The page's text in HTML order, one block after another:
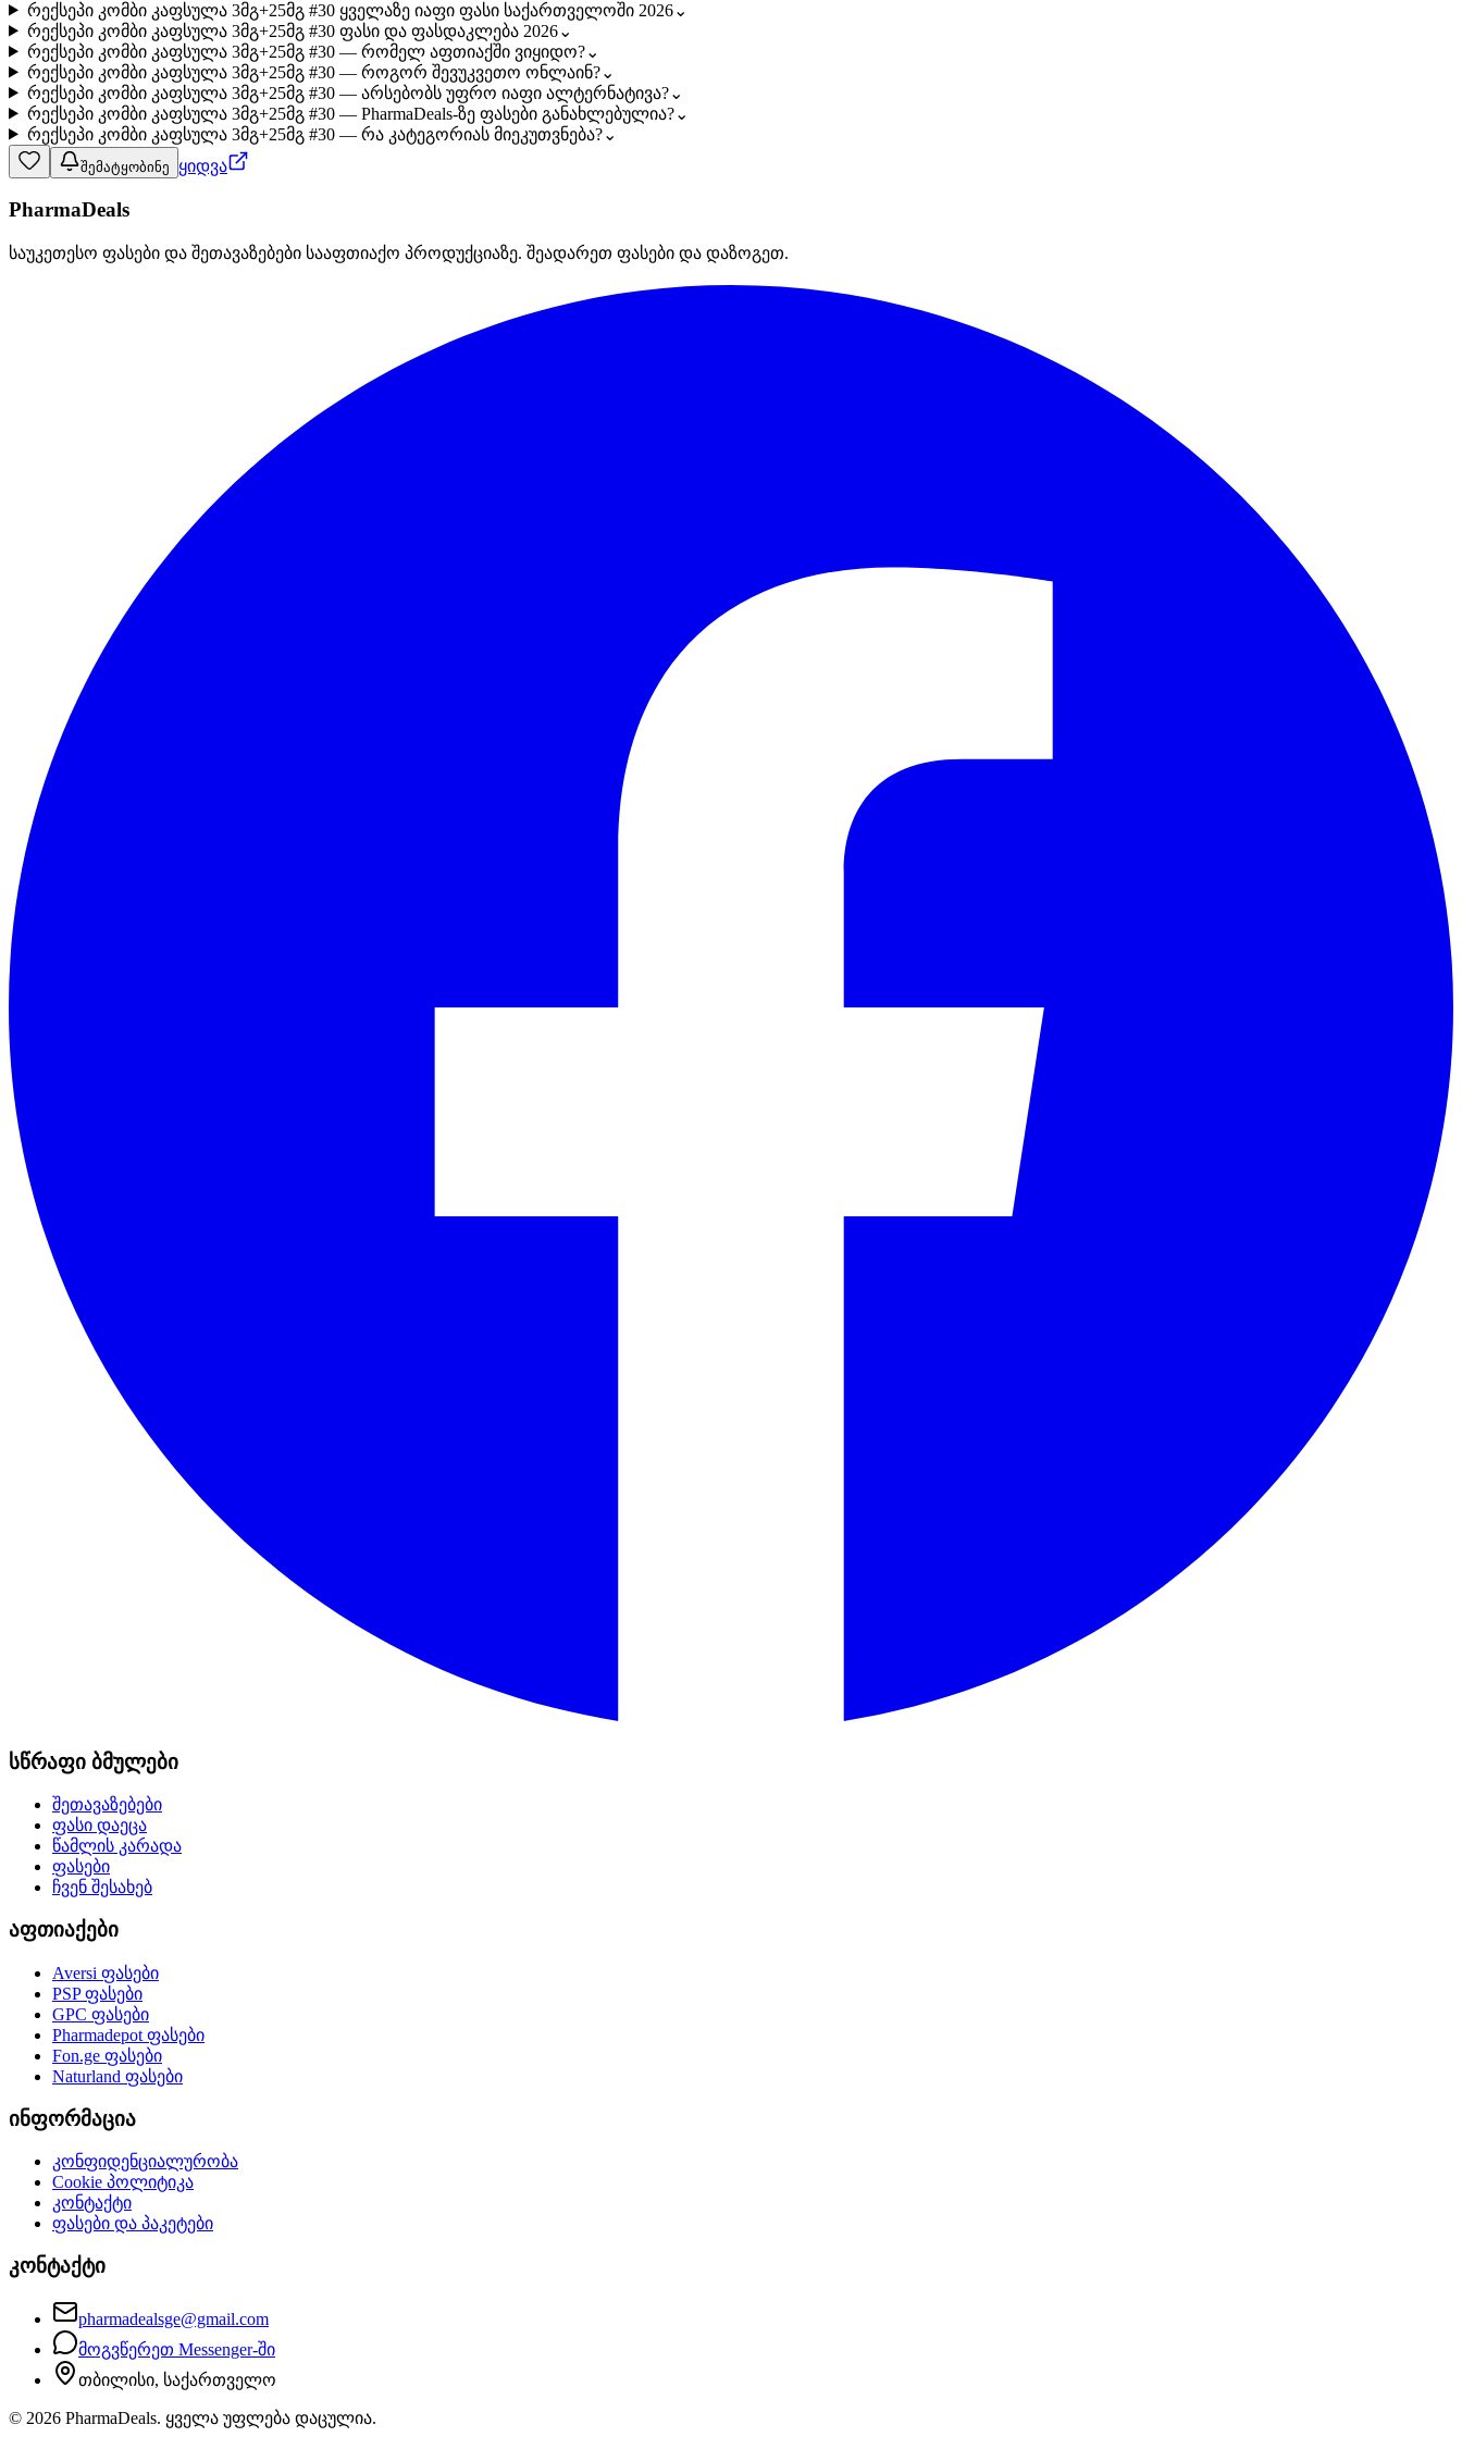
რექსეპი კომბი კაფსულა 3მგ+25მგ #30 ყველაზე იაფი ფასი საქართველოში 2026⌄
რექსეპი კომბი კაფსულა 3მგ+25მგ #30 ფასი და ფასდაკლება 2026⌄
რექსეპი კომბი კაფსულა 3მგ+25მგ #30 — რომელ აფთიაქში ვიყიდო?⌄
რექსეპი კომბი კაფსულა 3მგ+25მგ #30 — როგორ შევუკვეთო ონლაინ?⌄
რექსეპი კომბი კაფსულა 3მგ+25მგ #30 — არსებობს უფრო იაფი ალტერნატივა?⌄
რექსეპი კომბი კაფსულა 3მგ+25მგ #30 — PharmaDeals-ზე ფასები განახლებულია?⌄
რექსეპი კომბი კაფსულა 3მგ+25მგ #30 — რა კატეგორიას მიეკუთვნება?⌄
შემატყობინე ყიდვა
PharmaDeals
საუკეთესო ფასები და შეთავაზებები სააფთიაქო პროდუქციაზე. შეადარეთ ფასები და დაზოგეთ.
სწრაფი ბმულები
შეთავაზებები
ფასი დაეცა
წამლის კარადა
ფასები
ჩვენ შესახებ
აფთიაქები
Aversi ფასები
PSPფასები
GPC ფასები
Pharmadepot ფასები
Fon.ge ფასები
Naturland ფასები
ინფორმაცია
კონფიდენციალურობა
Cookie პოლიტიკა
კონტაქტი
ფასები და პაკეტები
კონტაქტი
pharmadealsge@gmail.com
მოგვწერეთ Messenger-ში
თბილისი, საქართველო
© 2026 PharmaDeals. ყველა უფლება დაცულია.